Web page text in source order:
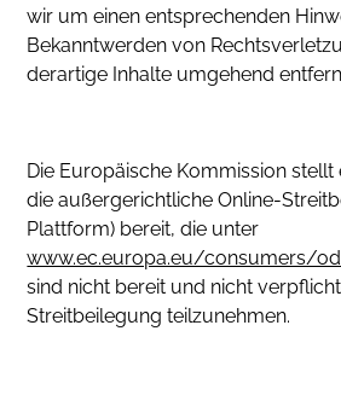
wir um einen entsprechenden
Bekanntwerden von
derartige Inhalte umgehend
Die Europäische Kommission
die außergerichtliche Online-
Plattform) bereit, die unter
www.ec.europa.eu/consumers/
sind nicht bereit und nicht
Streitbeilegung teilzunehmen.